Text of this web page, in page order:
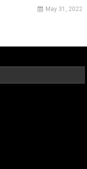
May 31, 2022